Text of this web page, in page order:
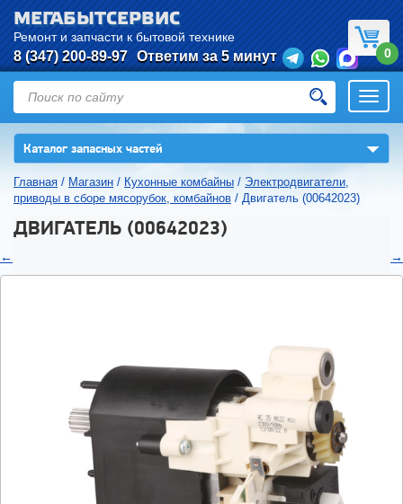
МЕГАБЫТСЕРВИС
Ремонт и запчасти к бытовой технике
8 (347) 200-89-97 Ответим за 5 минут 0
Каталог запасных частей ▼
Главная / Магазин / Кухонные комбайны / Электродвигатели,
приводы в сборе мясорубок, комбайнов / Двигатель (00642023)
ДВИГАТЕЛЬ (00642023)
← →